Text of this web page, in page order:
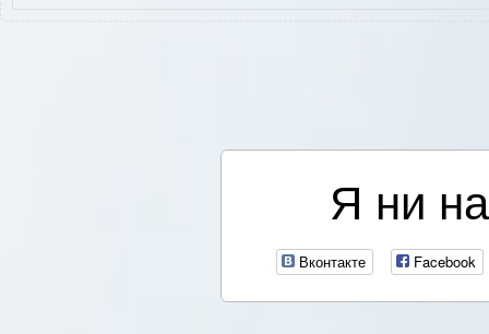
Я ни
Вконтакте Facebook